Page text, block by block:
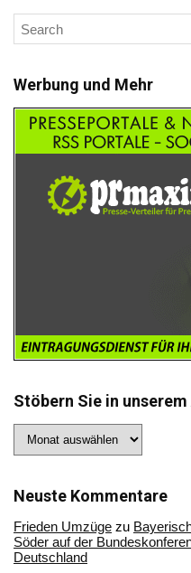
Werbung und Mehr
Stöbern Sie in
Sie
Archiv
Neuste Kommentare
Frieden Umzüge zu
Söder auf der
Deutschland